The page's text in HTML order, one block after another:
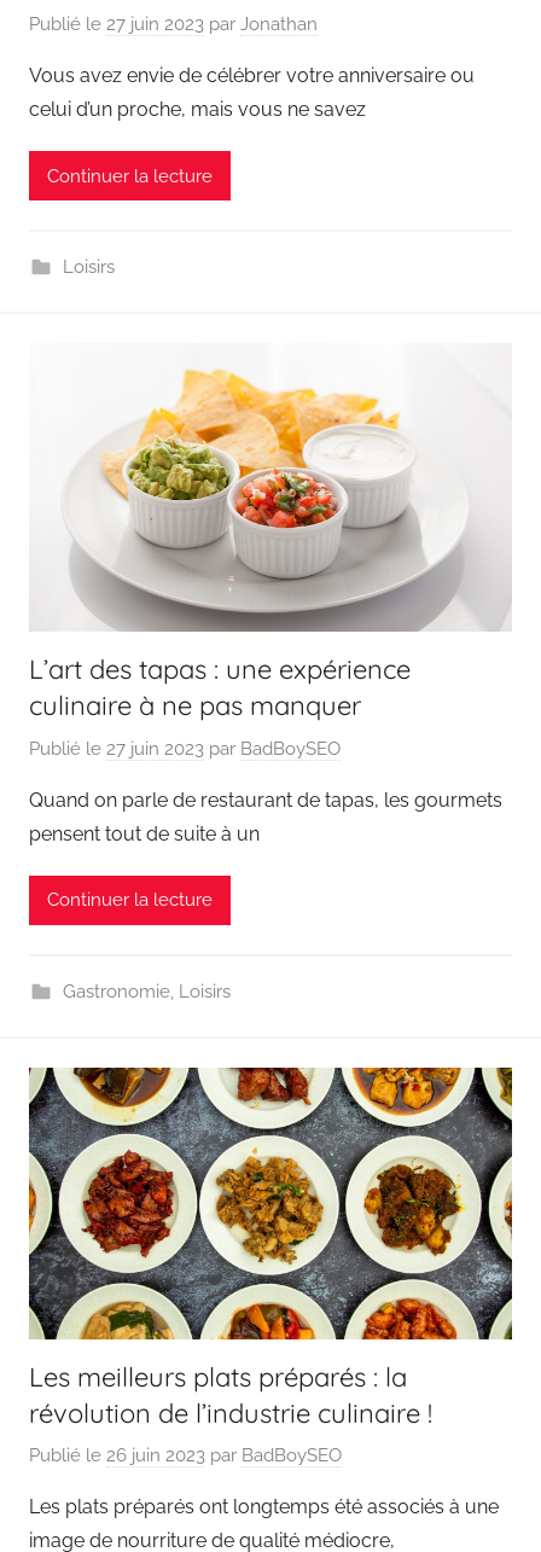
Publié le 27 juin 2023 par Jonathan
Vous avez envie de célébrer votre anniversaire ou
celui d’un proche, mais vous ne savez
Continuer la lecture
Loisirs
L’art des tapas : une expérience
culinaire à ne pas manquer
Publié le 27 juin 2023 par BadBoySEO
Quand on parle de restaurant de tapas, les gourmets
pensent tout de suite à un
Continuer la lecture
Gastronomie, Loisirs
Les meilleurs plats préparés : la
révolution de l’industrie culinaire !
Publié le 26 juin 2023 par BadBoySEO
Les plats préparés ont longtemps été associés à une
image de nourriture de qualité médiocre,